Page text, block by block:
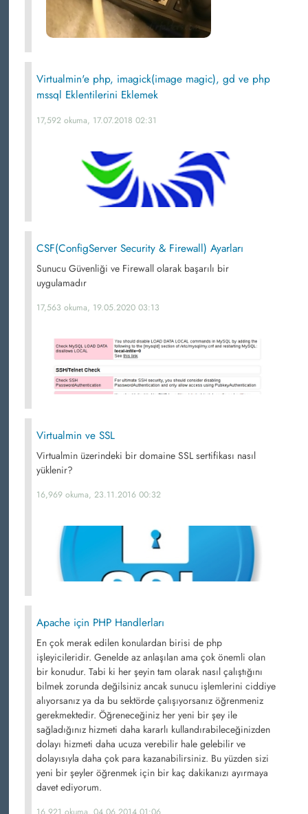
Virtualmin'e php, imagick(image magic), gd ve php
mssql Eklentilerini Eklemek
17,592 okuma, 17.07.2018 02:31
CSF(ConfigServer Security & Firewall) Ayarları
Sunucu Güvenliği ve Firewall olarak başarılı bir
uygulamadır
17,563 okuma, 19.05.2020 03:13
Virtualmin ve SSL
Virtualmin üzerindeki bir domaine SSL sertifikası nasıl
yüklenir?
16,969 okuma, 23.11.2016 00:32
Apache için PHP Handlerları
En çok merak edilen konulardan birisi de php
işleyicileridir. Genelde az anlaşılan ama çok önemli olan
bir konudur. Tabi ki her şeyin tam olarak nasıl çalıştığını
bilmek zorunda değilsiniz ancak sunucu işlemlerini ciddiye
alıyorsanız ya da bu sektörde çalışıyorsanız öğrenmeniz
gerekmektedir. Öğreneceğiniz her yeni bir şey ile
sağladığınız hizmeti daha kararlı kullandırabileceğinizden
dolayı hizmeti daha ucuza verebilir hale gelebilir ve
dolayısıyla daha çok para kazanabilirsiniz. Bu yüzden sizi
yeni bir şeyler öğrenmek için bir kaç dakikanızı ayırmaya
davet ediyorum.